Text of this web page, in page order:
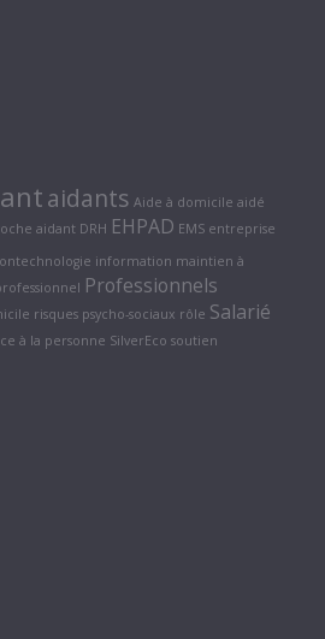
aidants Aide à domicile aidé
aidant DRH EHPAD EMS entreprise
information maintien à
Professionnels
risques psycho-sociaux rôle Salarié
à la personne SilverEco soutien